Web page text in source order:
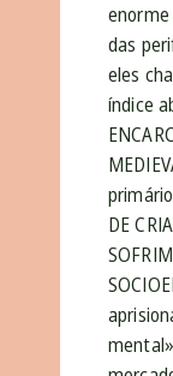
das
eles
índice
DE